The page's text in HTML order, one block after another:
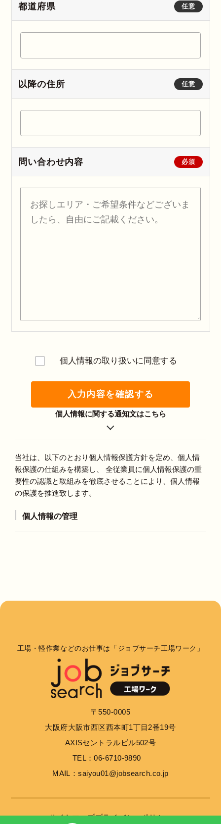
任意
都道府県
任意
以降の住所
必須
問い合わせ内容
個人情報の取り扱いに同意する
入力内容を確認する
個人情報に関する通知文はこちら
当社は、以下のとおり個人情報保護方針を定め、個人情
報保護の仕組みを構築し、 全従業員に個人情報保護の重
要性の認識と取組みを徹底させることにより、個人情報
の保護を推進致します。
個人情報の管理
当社は、お客さまの個人情報を正確かつ最新の状態に
連絡や業務のご案内やご質問に対する回答として、電
子メールや資料のご送付に利用いたします。
個人情報の第三者への開示・提供の禁止
管理し、次のいずれかに該当する場合を除き、個人情
報を第三者に開示いたしません。 お客さまの同意が
ある場合 お客さまが希望されるサービスを行なうた
工場・軽作業などのお仕事は「ジョブサーチ工場ワーク」
〒550-0005
大阪府大阪市西区西本町1丁目2番19号
AXISセントラルビル502号
TEL：06-6710-9890
MAIL：saiyou01@jobsearch.co.jp
サイトマッププライバシーポリシー